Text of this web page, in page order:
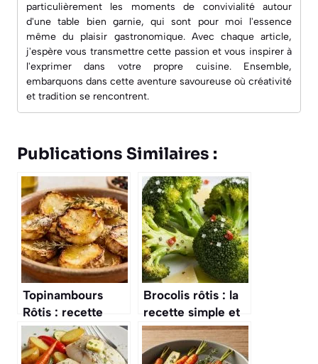
particulièrement les moments de convivialité autour
d'une table bien garnie, qui sont pour moi l'essence
même du plaisir gastronomique. Avec chaque article,
j'espère vous transmettre cette passion et vous inspirer à
l'exprimer dans votre propre cuisine. Ensemble,
embarquons dans cette aventure savoureuse où créativité
et tradition se rencontrent.
Publications Similaires :
Topinambours
Rôtis : recette
Facile et
Savoureuse
Brocolis rôtis : la
recette simple et
savoureuse